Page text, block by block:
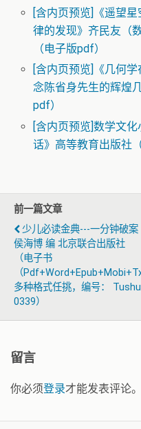
[含内页预览]《遥望
律的发现》齐民友（
（电子版pdf）
[含内页预览]《几何
念陈省身先生的辉煌
pdf）
[含内页预览]数学文
话》高等教育出版社
前一篇文章
少儿必读金典---一分钟破案
侯海博 编 北京联合出版社
（电子书
（
多种格式任挑，编号：
0339）
留言
你必须登录才能发表评论。